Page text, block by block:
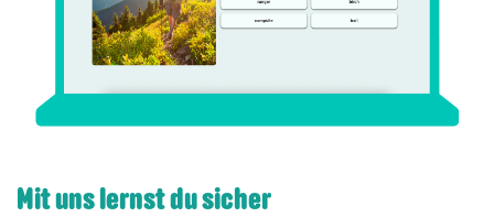
Mit uns lernst du sicher